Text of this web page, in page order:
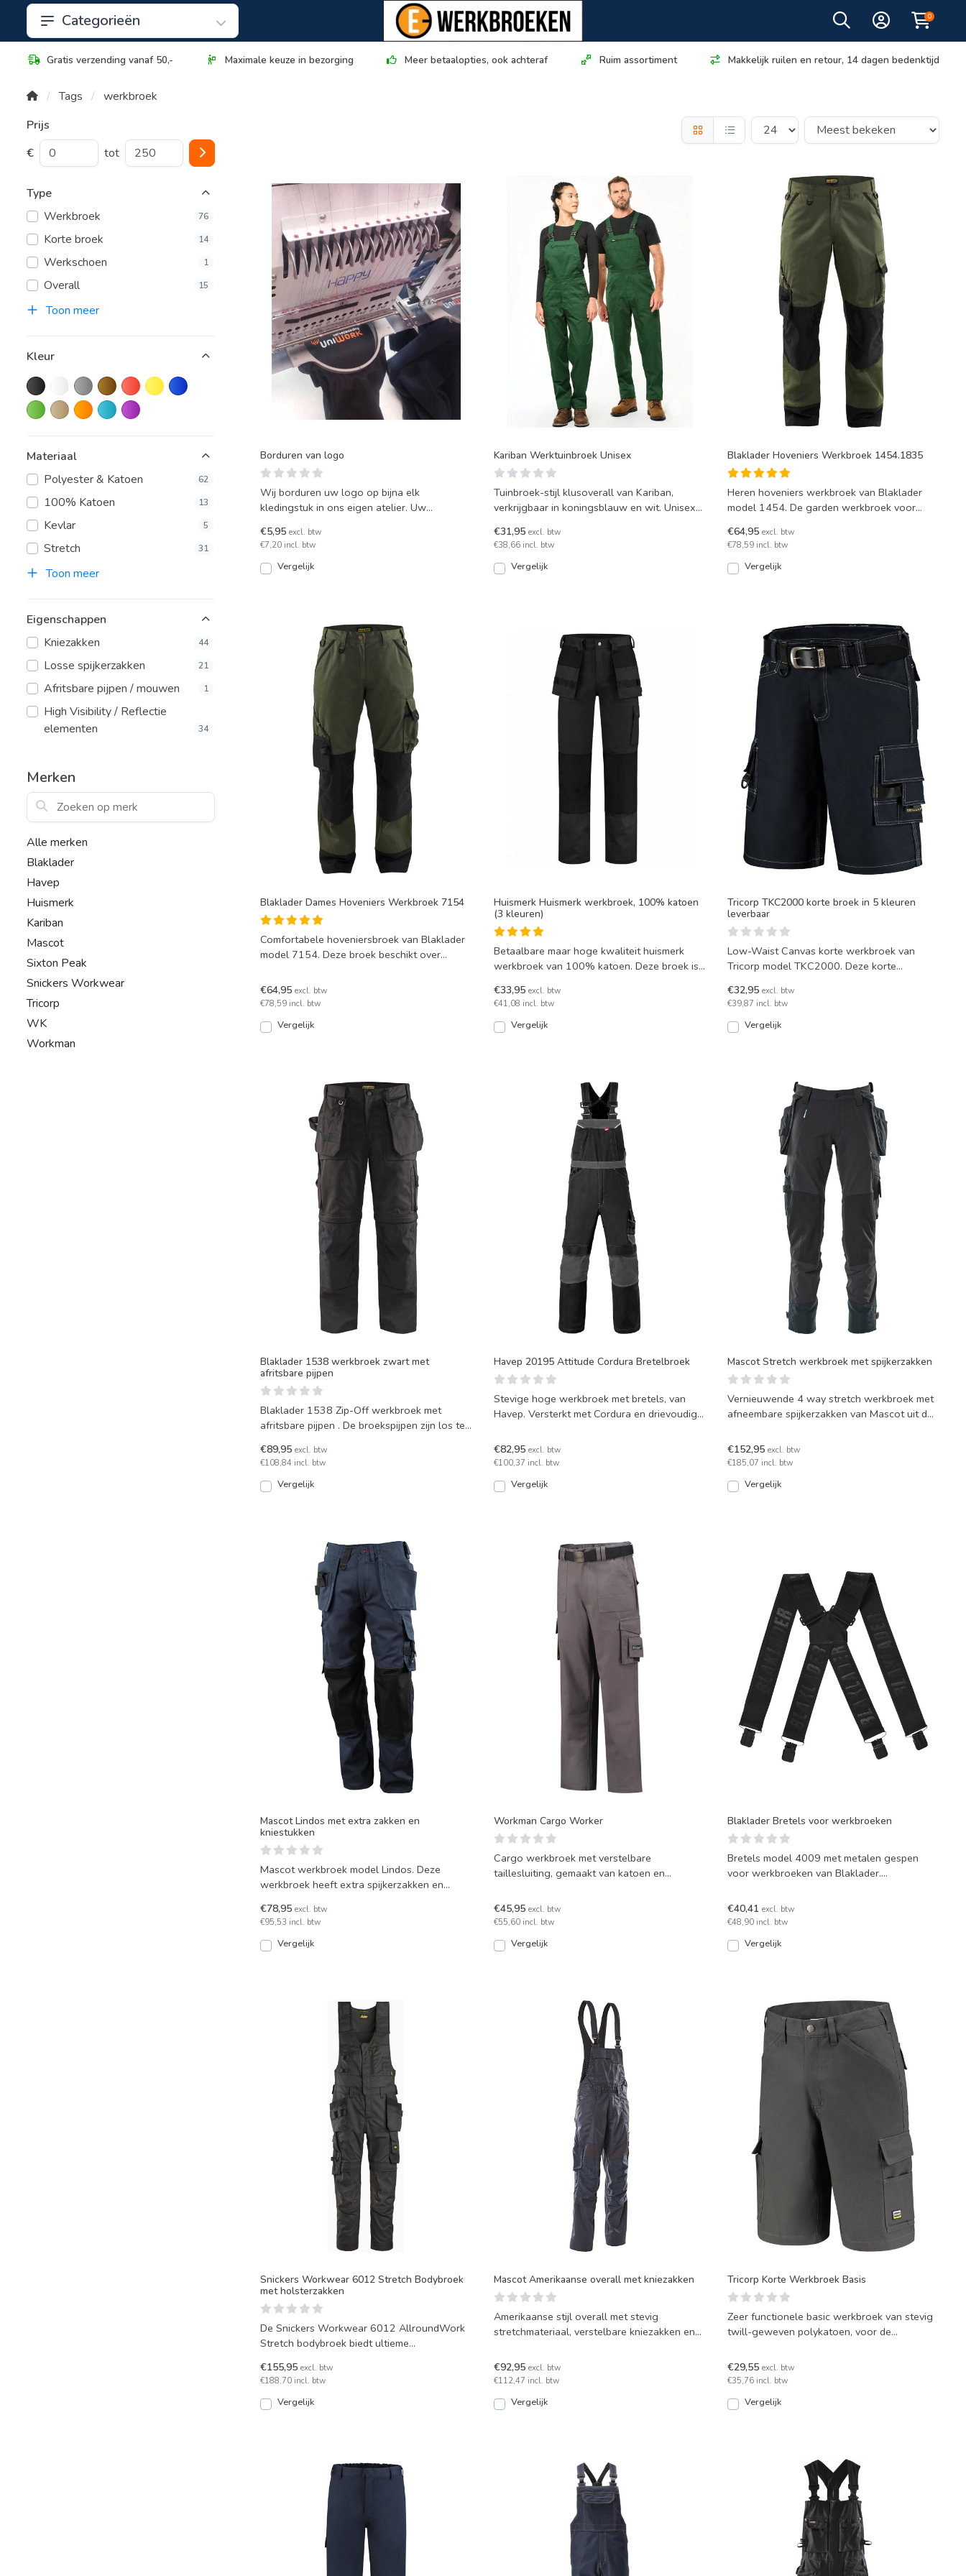
Categorieën 0
Gratis verzending vanaf 50,- Maximale keuze in bezorging Meer betaalopties, ook achteraf Ruim assortiment Makkelijk ruilen en retour, 14 dagen bedenktijd
Tags
werkbroek
Prijs
€
tot
Type
Werkbroek
76
Korte broek 14
Werkschoen 1
Overall 15
Toon meer
Kleur
Materiaal
Polyester & Katoen
62
100% Katoen 13
Kevlar 5
Stretch 31
Toon meer
Eigenschappen
Kniezakken
44
Losse spijkerzakken 21
Afritsbare pijpen / mouwen 1
High Visibility / Reflectie
elementen
34
Merken
Zoeken op merk
Alle merken
Blaklader
Havep
Huismerk
Kariban
Mascot
Sixton Peak
Snickers Workwear
Tricorp
WK
Workman
Borduren van logo
Wij borduren uw logo op bijna elk
kledingstuk in ons eigen atelier. Uw
€5,95 excl. btw
€7,20 incl. btw
Vergelijk
Kariban Werktuinbroek Unisex
Tuinbroek-stijl klusoverall van Kariban,
verkrijgbaar in koningsblauw en wit. Unisex
€31,95 excl. btw
€38,66 incl. btw
Vergelijk
Blaklader Hoveniers Werkbroek 1454.1835
Heren hoveniers werkbroek van Blaklader
model 1454. De garden werkbroek voor
€64,95 excl. btw
€78,59 incl. btw
Vergelijk
Blaklader Dames Hoveniers Werkbroek 7154
Comfortabele hoveniersbroek van Blaklader
model 7154. Deze broek beschikt over
€64,95 excl. btw
€78,59 incl. btw
Vergelijk
Huismerk Huismerk werkbroek, 100% katoen
(3 kleuren)
Betaalbare maar hoge kwaliteit huismerk
werkbroek van 100% katoen. Deze broek is
€33,95 excl. btw
€41,08 incl. btw
Vergelijk
Tricorp TKC2000 korte broek in 5 kleuren
leverbaar
Low-Waist Canvas korte werkbroek van
Tricorp model TKC2000. Deze korte
€32,95 excl. btw
€39,87 incl. btw
Vergelijk
Blaklader 1538 werkbroek zwart met
afritsbare pijpen
Blaklader 1538 Zip-Off werkbroek met
afritsbare pijpen . De broekspijpen zijn los te
€89,95 excl. btw
€108,84 incl. btw
Vergelijk
Havep 20195 Attitude Cordura Bretelbroek
Stevige hoge werkbroek met bretels, van
Havep. Versterkt met Cordura en drievoudig
€82,95 excl. btw
€100,37 incl. btw
Vergelijk
Mascot Stretch werkbroek met spijkerzakken
Vernieuwende 4 way stretch werkbroek met
afneembare spijkerzakken van Mascot uit de
€152,95 excl. btw
€185,07 incl. btw
Vergelijk
Mascot Lindos met extra zakken en
kniestukken
Mascot werkbroek model Lindos. Deze
werkbroek heeft extra spijkerzakken en
€78,95 excl. btw
€95,53 incl. btw
Vergelijk
Workman Cargo Worker
Cargo werkbroek met verstelbare
taillesluiting, gemaakt van katoen en
€45,95 excl. btw
€55,60 incl. btw
Vergelijk
Blaklader Bretels voor werkbroeken
Bretels model 4009 met metalen gespen
voor werkbroeken van Blaklader.
€40,41 excl. btw
€48,90 incl. btw
Vergelijk
Snickers Workwear 6012 Stretch Bodybroek
met holsterzakken
De Snickers Workwear 6012 AllroundWork
Stretch bodybroek biedt ultieme
€155,95 excl. btw
€188,70 incl. btw
Vergelijk
Mascot Amerikaanse overall met kniezakken
Amerikaanse stijl overall met stevig
stretchmateriaal, verstelbare kniezakken en
€92,95 excl. btw
€112,47 incl. btw
Vergelijk
Tricorp Korte Werkbroek Basis
Zeer functionele basic werkbroek van stevig
twill-geweven polykatoen, voor de
€29,55 excl. btw
€35,76 incl. btw
Vergelijk